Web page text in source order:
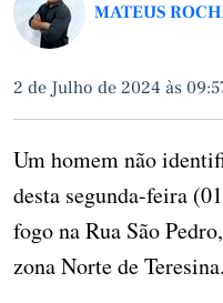
MATEUS
2 de Julho de 2024 às
Um homem não
desta segunda-feira
fogo na Rua São
zona Norte de Teresina.